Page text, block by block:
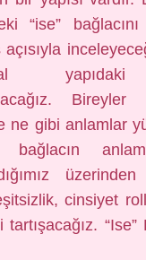
“ise”
açısıyla
Bireyler
ne gibi anlamlar
cinsiyet
tartışacağız. “Ise”